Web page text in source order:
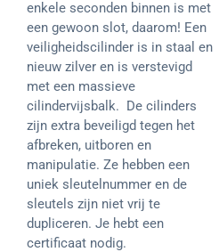
enkele seconden binnen is met
een gewoon slot, daarom! Een
veiligheidscilinder is in staal en
nieuw zilver en is verstevigd
met een massieve
cilindervijsbalk. De cilinders
zijn extra beveiligd tegen het
afbreken, uitboren en
manipulatie. Ze hebben een
uniek sleutelnummer en de
sleutels zijn niet vrij te
dupliceren. Je hebt een
certificaat nodig.